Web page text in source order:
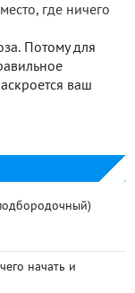
где ничего
Потому для
ваш
начать и